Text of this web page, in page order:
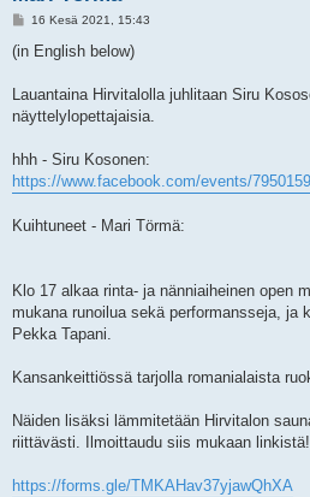
V
e
i
16 Kesä 2021, 15:43
(in English below)
Lauantaina Hirvitalolla juhlitaan Siru
näyttelylopettajaisia.
hhh - Siru Kosonen:
https://www.facebook.com/events/
Kuihtuneet - Mari Törmä:
Klo 17 alkaa rinta- ja nänniaiheinen open
mukana runoilua sekä performansseja, ja
Pekka Tapani.
Kansankeittiössä tarjolla romanialaista
Näiden lisäksi lämmitetään Hirvitalon
riittävästi. Ilmoittaudu siis mukaan linkistä!
https://forms.gle/TMKAHav37yjawQhXA